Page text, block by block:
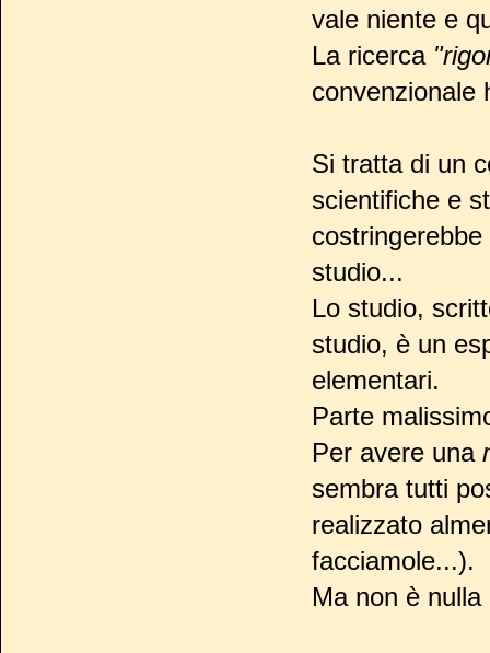
vale niente e
La ricerca
convenzionale
Si tratta di un
scientifiche e
studio...
Lo studio,
studio, è un
elementari.
Parte
Per avere una
sembra tutti
realizzato
facciamole...).
Ma non è